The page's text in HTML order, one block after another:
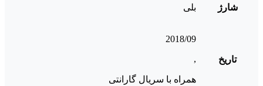
شارژ بلی
تاریخ
2018/09
,
همراه با سریال گارانتی